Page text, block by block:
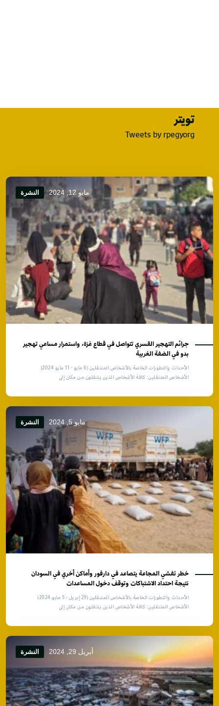
تويتر
Tweets by rpegyorg
مايو 12, 2024 النشرة
جرائم التهجير القسري تتواصل في قطاع غزة، واستمرار مساعي تهجير
بدو في الضفة الغربية
الأحداث والتطورات الخاصة بالأشخاص المتنقلين (6 مايو - 11 مايو 2024)
الأشخاص المتنقلين: كافة الأشخاص الذين ينتقلون من مكان إلى
مايو 5, 2024 النشرة
خطر تفشي المجاعة يتصاعد في دارفور وأماكن أخري في السودان
نتيجة احتداد الاشتباكات وتوقف دخول المساعدات
الأحداث والتطورات الخاصة بالأشخاص المتنقلين (29 إبريل - 5 مايو 2024)
الأشخاص المتنقلين: كافة الأشخاص الذين ينتقلون من مكان إلى
أبريل 29, 2024 النشرة